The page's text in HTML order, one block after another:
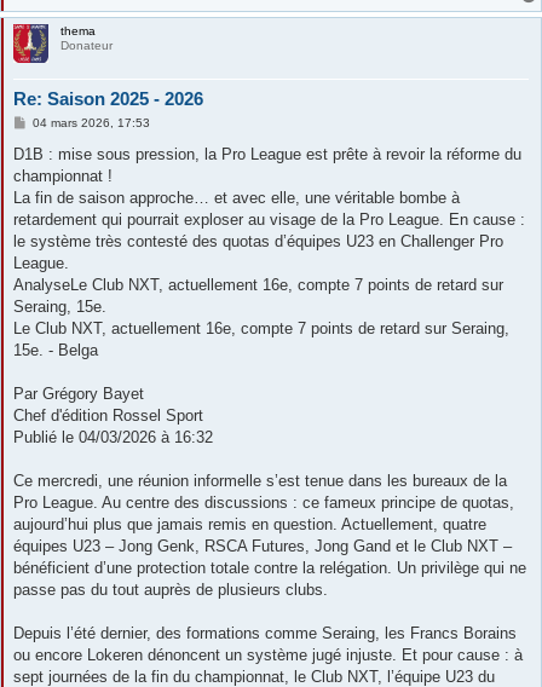
thema
Donateur
Re: Saison 2025 - 2026
M
s
a
g
04 mars 2026, 17:53
D1B : mise sous pression, la Pro League est prête à revoir la réforme du
championnat !
La fin de saison approche… et avec elle, une véritable bombe à
retardement qui pourrait exploser au visage de la Pro League. En cause :
le système très contesté des quotas d’équipes U23 en Challenger Pro
League.
AnalyseLe Club NXT, actuellement 16e, compte 7 points de retard sur
Seraing, 15e.
Le Club NXT, actuellement 16e, compte 7 points de retard sur Seraing,
15e. - Belga
Par Grégory Bayet
Chef d'édition Rossel Sport
Publié le 04/03/2026 à 16:32
Ce mercredi, une réunion informelle s’est tenue dans les bureaux de la
Pro League. Au centre des discussions : ce fameux principe de quotas,
aujourd’hui plus que jamais remis en question. Actuellement, quatre
équipes U23 – Jong Genk, RSCA Futures, Jong Gand et le Club NXT –
bénéficient d’une protection totale contre la relégation. Un privilège qui ne
passe pas du tout auprès de plusieurs clubs.
Depuis l’été dernier, des formations comme Seraing, les Francs Borains
ou encore Lokeren dénoncent un système jugé injuste. Et pour cause : à
sept journées de la fin du championnat, le Club NXT, l’équipe U23 du